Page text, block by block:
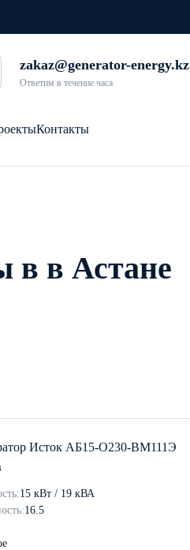
zakaz@generator-energy.kz
Ответим в течение часа
Контакты
в в Астане
Исток АБ15-О230-ВМ111Э
15 кВт / 19 кВА
16.5